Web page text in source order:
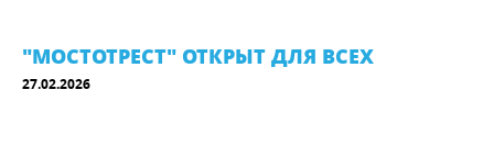
"МОСТОТРЕСТ" ОТКРЫТ ДЛЯ ВСЕХ
27.02.2026